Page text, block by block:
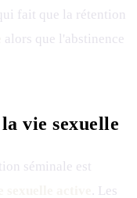
fait que la rétention
alors que l'abstinence
vie sexuelle
séminale est
. Les